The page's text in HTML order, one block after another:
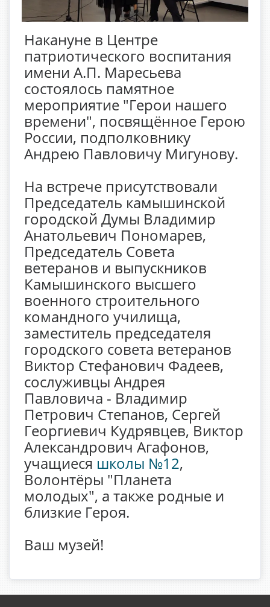
Накануне в Центре
патриотического воспитания
имени А.П. Маресьева
состоялось памятное
мероприятие "Герои нашего
времени", посвящённое Герою
России, подполковнику
Андрею Павловичу Мигунову.
На встрече присутствовали
Председатель камышинской
городской Думы Владимир
Анатольевич Пономарев,
Председатель Совета
ветеранов и выпускников
Камышинского высшего
военного строительного
командного училища,
заместитель председателя
городского совета ветеранов
Виктор Стефанович Фадеев,
сослуживцы Андрея
Павловича - Владимир
Петрович Степанов, Сергей
Георгиевич Кудрявцев, Виктор
Александрович Агафонов,
учащиеся школы №12,
Волонтёры "Планета
молодых", а также родные и
близкие Героя.
Ваш музей!